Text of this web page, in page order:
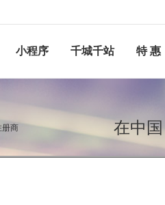
小程序 千城千站 特 惠
册商 在中